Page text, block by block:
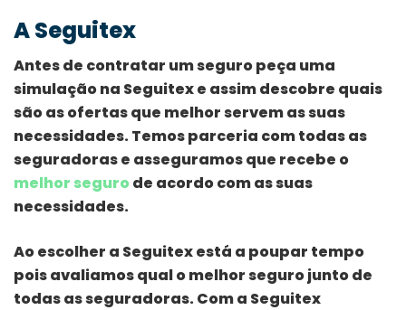
A Seguitex
Antes de contratar um seguro peça uma
simulação na Seguitex e assim descobre quais
são as ofertas que melhor servem as suas
necessidades. Temos parceria com todas as
seguradoras e asseguramos que recebe o
melhor seguro de acordo com as suas
necessidades.
Ao escolher a Seguitex está a poupar tempo
pois avaliamos qual o melhor seguro junto de
todas as seguradoras. Com a Seguitex